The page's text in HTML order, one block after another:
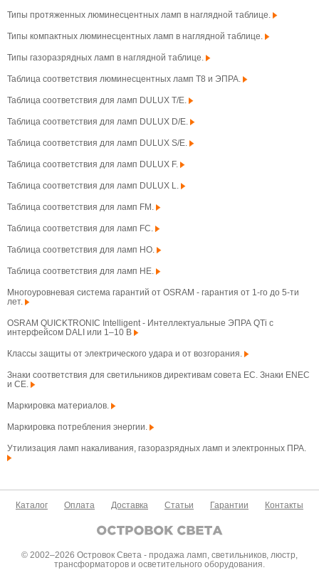
Типы протяженных люминесцентных ламп в наглядной таблице.
Типы компактных люминесцентных ламп в наглядной таблице.
Типы газоразрядных ламп в наглядной таблице.
Таблица соответствия люминесцентных ламп T8 и ЭПРА.
Таблица соответствия для ламп DULUX T/E.
Таблица соответствия для ламп DULUX D/E.
Таблица соответствия для ламп DULUX S/E.
Таблица соответствия для ламп DULUX F.
Таблица соответствия для ламп DULUX L.
Таблица соответствия для ламп FM.
Таблица соответствия для ламп FC.
Таблица соответствия для ламп HO.
Таблица соответствия для ламп HE.
Многоуровневая система гарантий от OSRAM - гарантия от 1-го до 5-ти
лет.
OSRAM QUICKTRONIC Intelligent - Интеллектуальные ЭПРА QTi с
интерфейсом DALI или 1–10 В
Классы защиты от электрического удара и от возгорания.
Знаки соответствия для светильников директивам совета ЕС. Знаки ENEC
и CE.
Маркировка материалов.
Маркировка потребления энергии.
Утилизация ламп накаливания, газоразрядных ламп и электронных ПРА.
Каталог Оплата Доставка Статьи Гарантии Контакты
© 2002–2026 Островок Света - продажа ламп, светильников, люстр,
трансформаторов и осветительного оборудования.